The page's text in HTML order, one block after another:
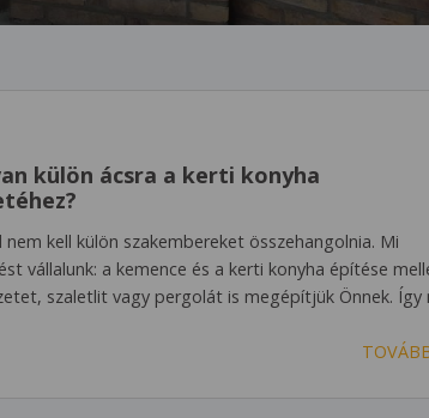
külön ácsra a kerti konyha
nem kell külön szakembereket összehangolnia. Mi
vállalunk: a kemence és a kerti konyha építése
szaletlit vagy pergolát is megépítjük Önnek. Így